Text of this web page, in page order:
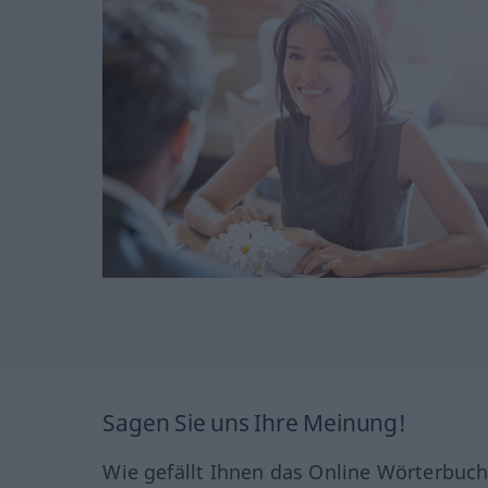
Sagen Sie uns Ihre Meinung!
Wie gefällt Ihnen das Online